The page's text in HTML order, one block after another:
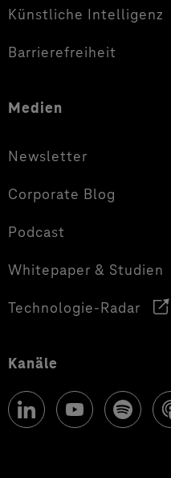
Künstliche Intelligenz
Barrierefreiheit
Medien
Newsletter
Corporate Blog
Podcast
Whitepaper & Studien
Technologie-Radar
Kanäle